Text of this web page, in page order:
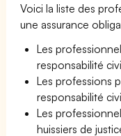
Voici la liste des
une assurance
Les
responsabilité
Les professions
responsabilité
Les
huissiers de